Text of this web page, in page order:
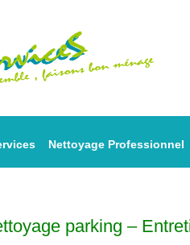
Nettoyage Professionnel
parking –